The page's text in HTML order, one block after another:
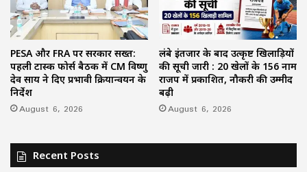
PESA और FRA पर सरकार सख्त:
पहली टास्क फोर्स बैठक में CM विष्णु
देव साय ने दिए प्रभावी क्रियान्वयन के
निर्देश
August 6, 2026
लंबे इंतजार के बाद उत्कृष्ट खिलाड़ियों
की सूची जारी : 20 खेलों के 156 नाम
राजपत्र में प्रकाशित, नौकरी की उम्मीद
बढ़ी
August 6, 2026
Recent Posts